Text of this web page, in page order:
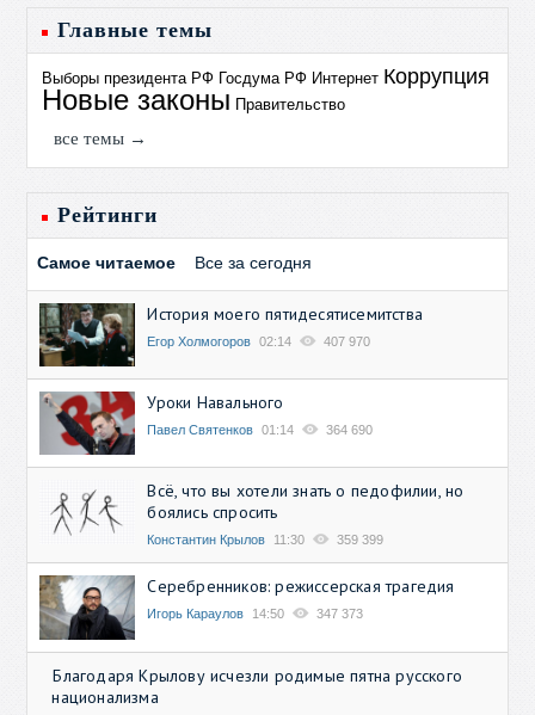
Главные темы
Выборы президента РФ Госдума РФ Интернет Коррупция
Новые законы Правительство
все темы →
Рейтинги
Самое читаемое Все за сегодня
История моего пятидесятисемитства
Егор Холмогоров 02:14 407 970
Уроки Навального
Павел Святенков 01:14 364 690
Всё, что вы хотели знать о педофилии, но
боялись спросить
Константин Крылов 11:30 359 399
Серебренников: режиссерская трагедия
Игорь Караулов 14:50 347 373
Благодаря Крылову исчезли родимые пятна русского
национализма